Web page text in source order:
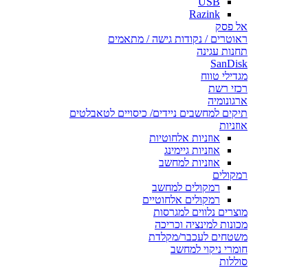
Razink
אל פסק
ראוטרים / נקודות גישה / מתאמים
תחנות עגינה
SanDisk
מגדילי טווח
רכזי רשת
ארגונומיה
תיקים למחשבים ניידים/ כיסויים לטאבלטים
אוזניות
אוזניות אלחוטיות
אוזניות גיימינג
אוזניות למחשב
רמקולים
רמקולים למחשב
רמקולים אלחוטיים
מוצרים נלווים למגרסות
מכונות למינציה וכריכה
משטחים לעכבר/מקלדת
חומרי ניקוי למחשב
סוללות